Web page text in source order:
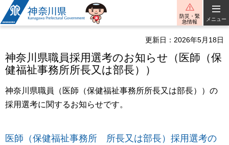
神奈川県
防災・緊
急情報
メニュー
更新日：2026年5月18日
神奈川県職員採用選考のお知らせ（医師（保
健福祉事務所所長又は部長））
神奈川県職員（医師（保健福祉事務所所長又は部長））の
採用選考に関するお知らせです。
医師（保健福祉事務所 所長又は部長）採用選考の